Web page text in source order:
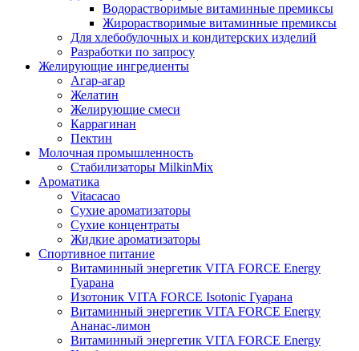
Водорастворимые витаминные премиксы
Жирорастворимые витаминные премиксы
Для хлебобулочных и кондитерских изделий
Разработки по запросу
Желирующие ингредиенты
Агар-агар
Желатин
Желирующие смеси
Каррагинан
Пектин
Молочная промышленность
Стабилизаторы MilkinMix
Ароматика
Vitacacao
Сухие ароматизаторы
Сухие концентраты
Жидкие ароматизаторы
Спортивное питание
Витаминный энергетик VITA FORCE Energy
Гуарана
Изотоник VITA FORCE Isotonic Гуарана
Витаминный энергетик VITA FORCE Energy
Ананас-лимон
Витаминный энергетик VITA FORCE Energy